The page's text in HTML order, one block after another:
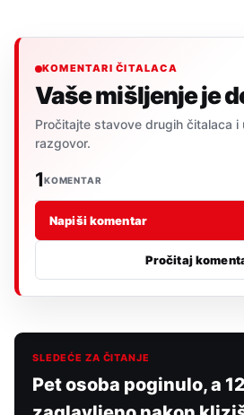
KOMENTARI ČITALACA
Vaše mišljenje je
Pročitajte stavove drugih čitalaca i
razgovor.
1KOMENTAR
Napiši komentar
Pročitaj
SLEDEĆE ZA ČITANJE
Pet osoba poginulo, a 12